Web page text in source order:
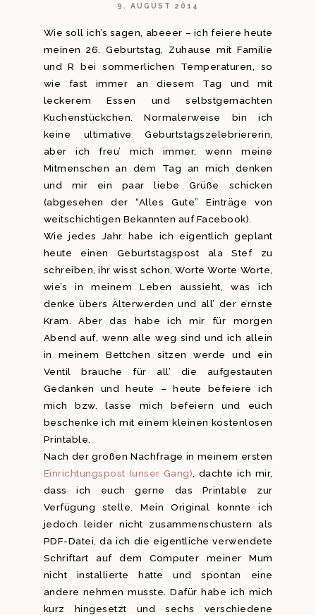
9. AUGUST 2014
Wie soll ich’s sagen, abeeer – ich feiere heute
meinen 26. Geburtstag, Zuhause mit Familie
und R bei sommerlichen Temperaturen, so
wie fast immer an diesem Tag und mit
leckerem Essen und selbstgemachten
Kuchenstückchen. Normalerweise bin ich
keine ultimative Geburtstagszelebriererin,
aber ich freu’ mich immer, wenn meine
Mitmenschen an dem Tag an mich denken
und mir ein paar liebe Grüße schicken
(abgesehen der “Alles Gute” Einträge von
weitschichtigen Bekannten auf Facebook).
Wie jedes Jahr habe ich eigentlich geplant
heute einen Geburtstagspost ala Stef zu
schreiben, ihr wisst schon, Worte Worte Worte,
wie’s in meinem Leben aussieht, was ich
denke übers Älterwerden und all’ der ernste
Kram. Aber das habe ich mir für morgen
Abend auf, wenn alle weg sind und ich allein
in meinem Bettchen sitzen werde und ein
Ventil brauche für all’ die aufgestauten
Gedanken und heute – heute befeiere ich
mich bzw. lasse mich befeiern und euch
beschenke ich mit einem kleinen kostenlosen
Printable.
Nach der großen Nachfrage in meinem ersten
Einrichtungspost (unser Gang) , dachte ich mir,
dass ich euch gerne das Printable zur
Verfügung stelle. Mein Original konnte ich
jedoch leider nicht zusammenschustern als
PDF-Datei, da ich die eigentliche verwendete
Schriftart auf dem Computer meiner Mum
nicht installierte hatte und spontan eine
andere nehmen musste. Dafür habe ich mich
kurz hingesetzt und sechs verschiedene